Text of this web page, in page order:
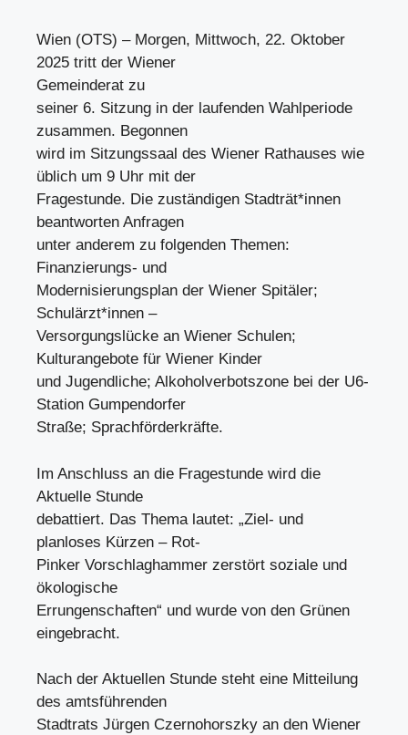
Wien (OTS) – Morgen, Mittwoch, 22. Oktober
2025 tritt der Wiener
Gemeinderat zu
seiner 6. Sitzung in der laufenden Wahlperiode
zusammen. Begonnen
wird im Sitzungssaal des Wiener Rathauses wie
üblich um 9 Uhr mit der
Fragestunde. Die zuständigen Stadträt*innen
beantworten Anfragen
unter anderem zu folgenden Themen:
Finanzierungs- und
Modernisierungsplan der Wiener Spitäler;
Schulärzt*innen –
Versorgungslücke an Wiener Schulen;
Kulturangebote für Wiener Kinder
und Jugendliche; Alkoholverbotszone bei der U6-
Station Gumpendorfer
Straße; Sprachförderkräfte.
Im Anschluss an die Fragestunde wird die
Aktuelle Stunde
debattiert. Das Thema lautet: „Ziel- und
planloses Kürzen – Rot-
Pinker Vorschlaghammer zerstört soziale und
ökologische
Errungenschaften“ und wurde von den Grünen
eingebracht.
Nach der Aktuellen Stunde steht eine Mitteilung
des amtsführenden
Stadtrats Jürgen Czernohorszky an den Wiener